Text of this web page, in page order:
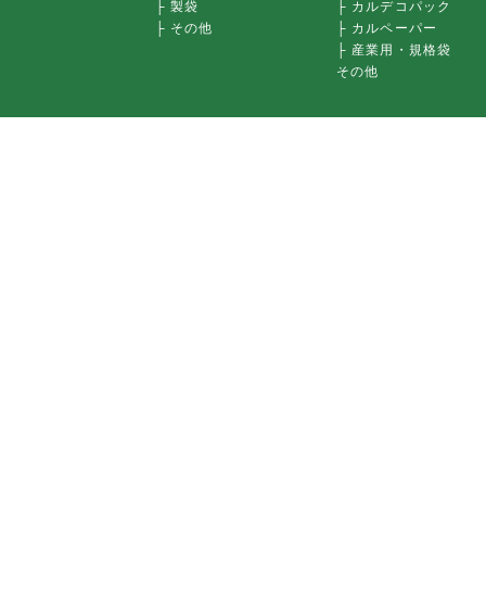
├ 製袋
├ その他
├ カルデコパック
├ カルペーパー
├ 産業用・規格袋
その他